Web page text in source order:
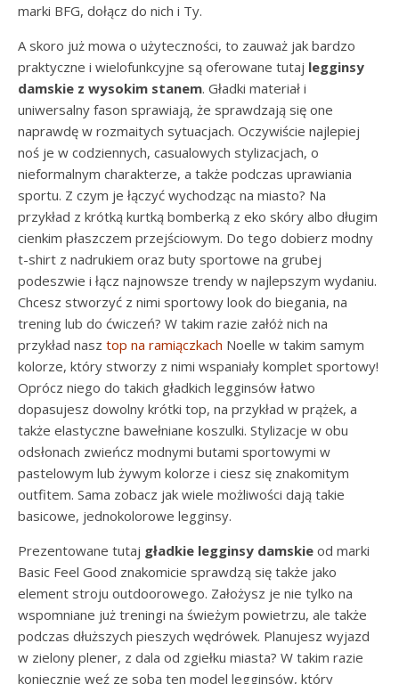
marki BFG, dołącz do nich i Ty.
A skoro już mowa o użyteczności, to zauważ jak bardzo
praktyczne i wielofunkcyjne są oferowane tutaj legginsy
damskie z wysokim stanem. Gładki materiał i
uniwersalny fason sprawiają, że sprawdzają się one
naprawdę w rozmaitych sytuacjach. Oczywiście najlepiej
noś je w codziennych, casualowych stylizacjach, o
nieformalnym charakterze, a także podczas uprawiania
sportu. Z czym je łączyć wychodząc na miasto? Na
przykład z krótką kurtką bomberką z eko skóry albo długim
cienkim płaszczem przejściowym. Do tego dobierz modny
t-shirt z nadrukiem oraz buty sportowe na grubej
podeszwie i łącz najnowsze trendy w najlepszym wydaniu.
Chcesz stworzyć z nimi sportowy look do biegania, na
trening lub do ćwiczeń? W takim razie załóż nich na
przykład nasz top na ramiączkach Noelle w takim samym
kolorze, który stworzy z nimi wspaniały komplet sportowy!
Oprócz niego do takich gładkich legginsów łatwo
dopasujesz dowolny krótki top, na przykład w prążek, a
także elastyczne bawełniane koszulki. Stylizacje w obu
odsłonach zwieńcz modnymi butami sportowymi w
pastelowym lub żywym kolorze i ciesz się znakomitym
outfitem. Sama zobacz jak wiele możliwości dają takie
basicowe, jednokolorowe legginsy.
Prezentowane tutaj gładkie legginsy damskie od marki
Basic Feel Good znakomicie sprawdzą się także jako
element stroju outdoorowego. Założysz je nie tylko na
wspomniane już treningi na świeżym powietrzu, ale także
podczas dłuższych pieszych wędrówek. Planujesz wyjazd
w zielony plener, z dala od zgiełku miasta? W takim razie
koniecznie weź ze sobą ten model legginsów, który